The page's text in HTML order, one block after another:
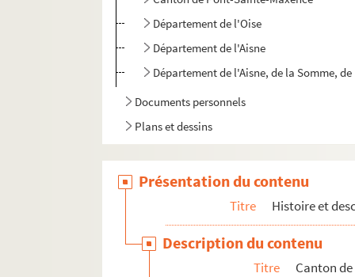
Département de l'Oise
Département de l'Aisne
Département de l'Aisne, de la Somme,
Documents personnels
Plans et dessins
Présentation du contenu
Titre Histoire et
Description du contenu
Titre Canton